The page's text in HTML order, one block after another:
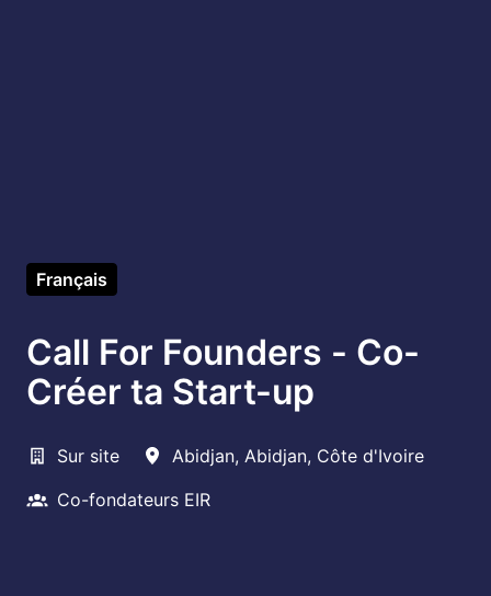
Français
Call For Founders - Co-
Créer ta Start-up
Sur site Abidjan, Abidjan, Côte d'Ivoire
Co-fondateurs EIR